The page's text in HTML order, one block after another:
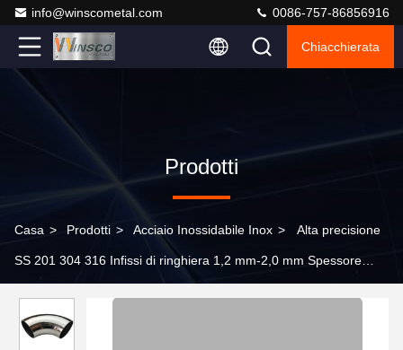
info@winscometal.com 0086-757-86856916
Chiacchierata
Prodotti
Casa > Prodotti > Acciaio Inossidabile Inox > Alta precisione
SS 201 304 316 Infissi di ringhiera 1,2 mm-2,0 mm Spessore